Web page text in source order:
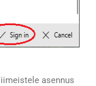
asennus